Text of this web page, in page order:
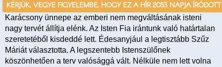
KÉRJÜK, VEGYE FIGYELEMBE, HOGY EZ A HÍR 2053 NAPJA ÍRÓDOTT
Karácsony ünnepe az emberi nem megváltásának isteni
nagy tervét állítja elénk. Az Isten Fia irántunk való határtalan
szeretetéből kisdeddé lett. Édesanyjául a legtisztább Szűz
Máriát választotta. A legszentebb Istenszülőnek
köszönhetően a terv valósággá vált. Nélküle nem lett volna